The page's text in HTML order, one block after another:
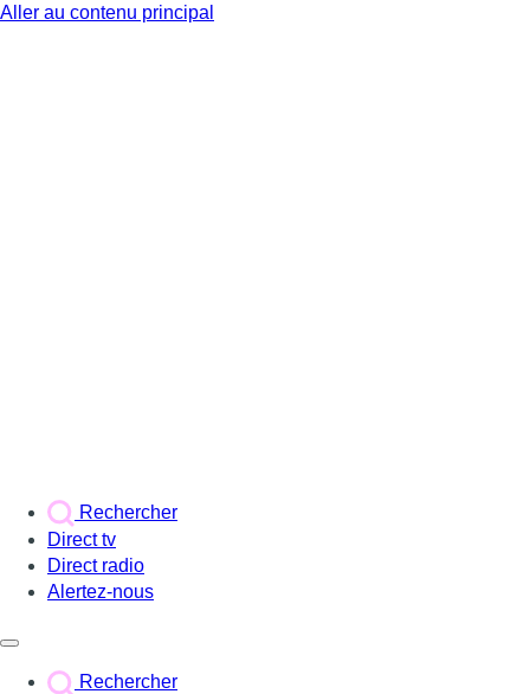
Aller au contenu principal
Rechercher
Direct tv
Direct radio
Alertez-nous
Rechercher